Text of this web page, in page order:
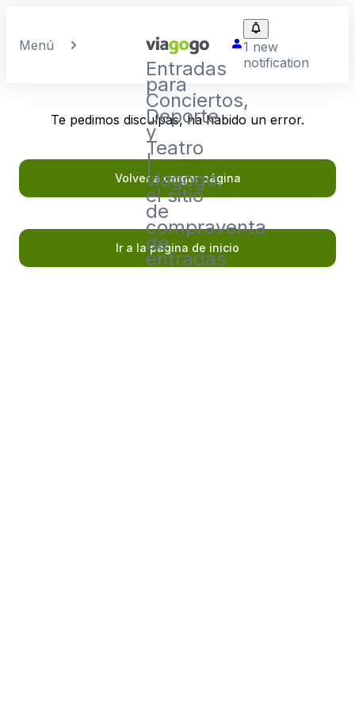
Menú
Entradas
para
Conciertos,
Deporte
y
Teatro
|
viagogo,
el sitio
de
compraventa
de
entradas
1 new
notification
Te pedimos disculpas, ha habido un error.
Volver a cargar página
Ir a la página de inicio